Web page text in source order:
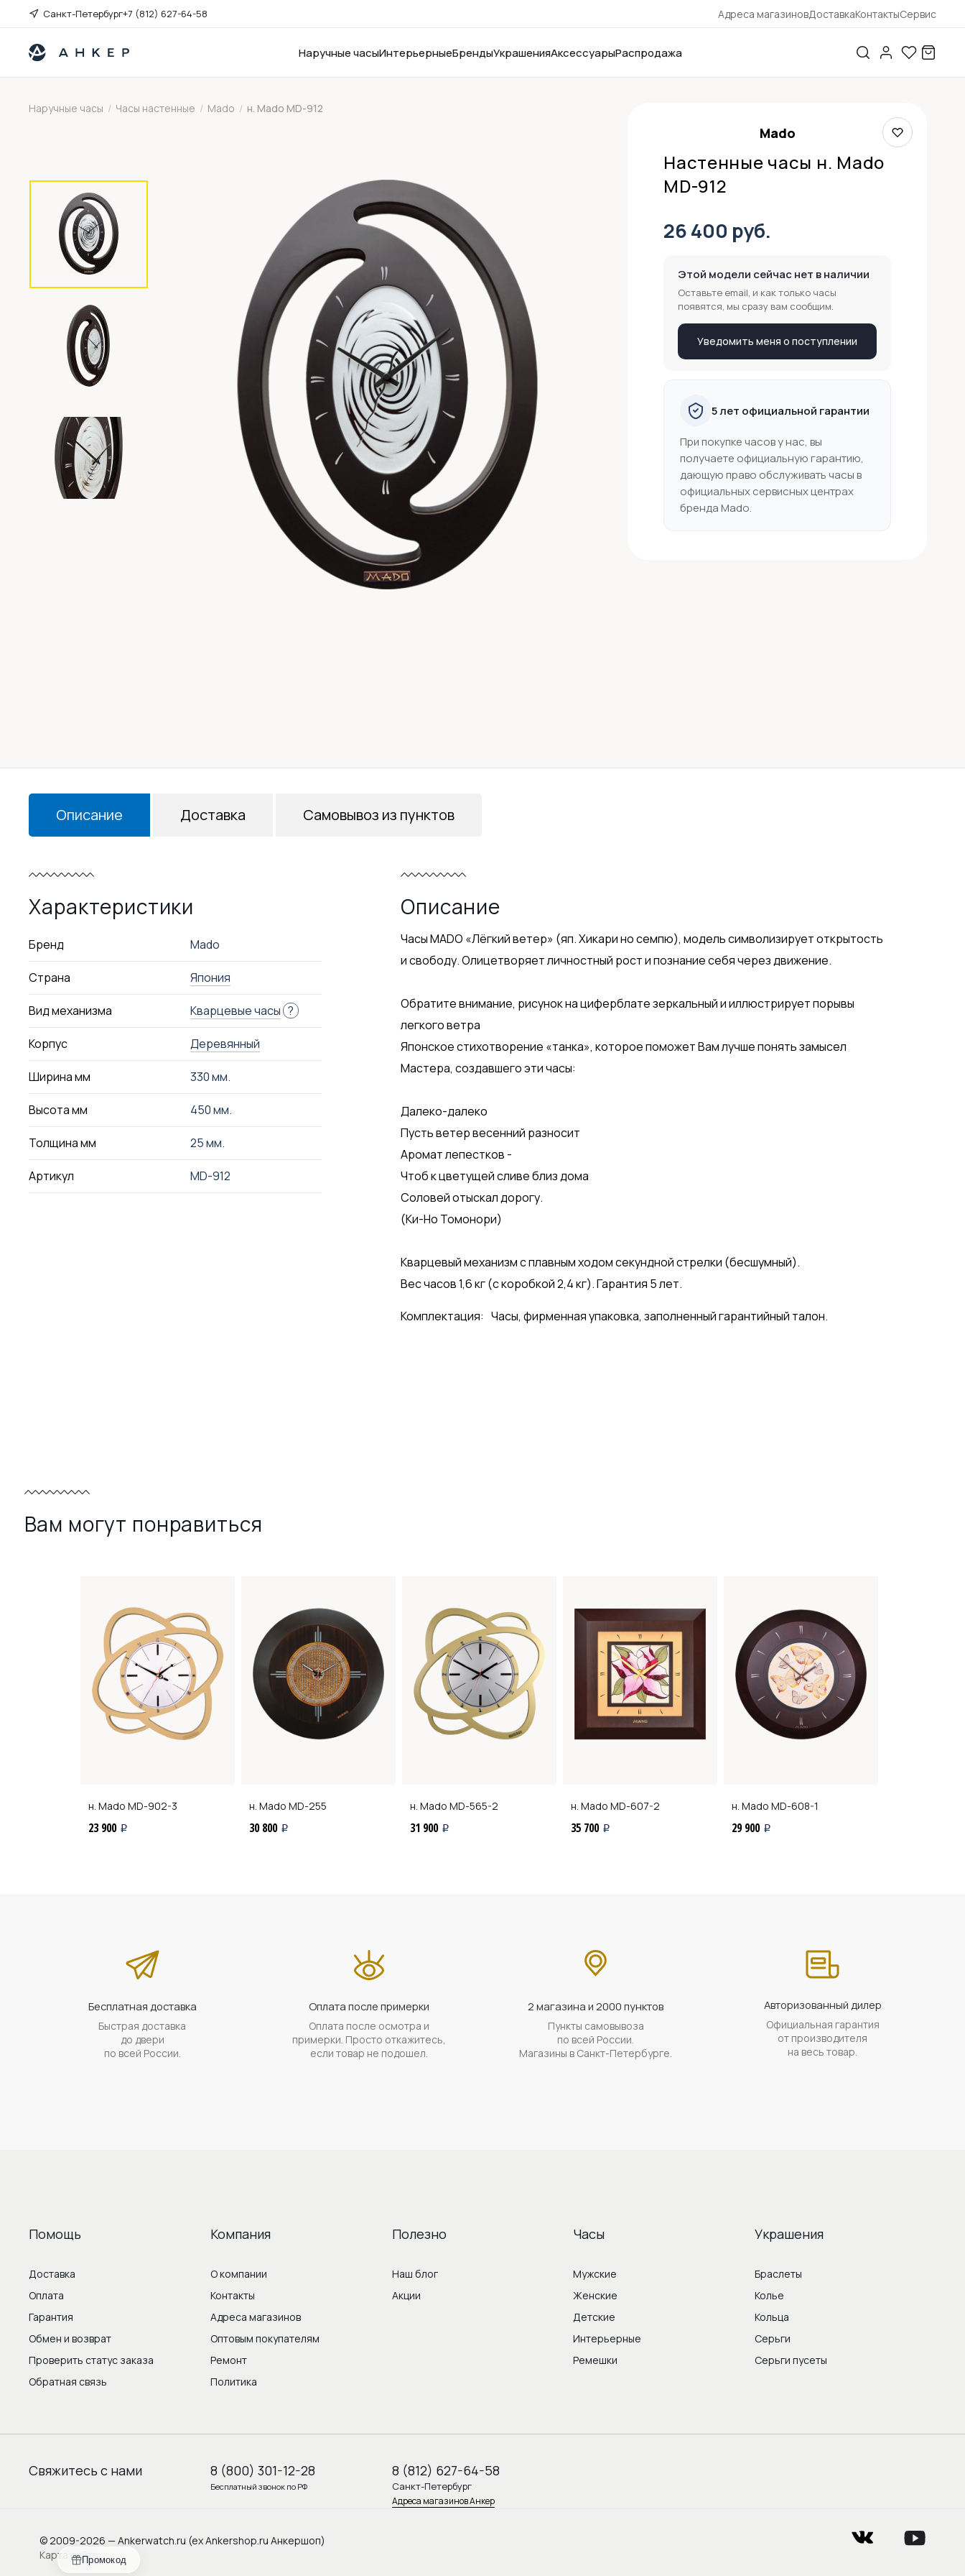
Промокод
Санкт-Петербург+7 (812) 627-64-58 Адреса магазиновДоставкаКонтактыСервис
Наручные часыИнтерьерныеБрендыУкрашенияАксессуарыРаспродажа
Наручные часы / Часы настенные / Mado / н. Mado MD-912
Mado
Настенные часы н. Mado
MD-912
26 400 руб.
Этой модели сейчас нет в наличии
Оставьте email, и как только часы
появятся, мы сразу вам сообщим.
Уведомить меня о поступлении
5 лет официальной гарантии
При покупке часов у нас, вы
получаете официальную гарантию,
дающую право обслуживать часы в
официальных сервисных центрах
бренда Mado.
Описание
Характеристики
Бренд Mado
Страна Япония
Вид механизма Кварцевые часы ?
Корпус Деревянный
Ширина мм 330 мм.
Высота мм 450 мм.
Толщина мм 25 мм.
Артикул MD-912
Описание
Часы MADO «Лёгкий ветер» (яп. Хикари но семпю), модель символизирует открытость
и свободу. Олицетворяет личностный рост и познание себя через движение.
Обратите внимание, рисунок на циферблате зеркальный и иллюстрирует порывы
легкого ветра
Японское стихотворение «танка», которое поможет Вам лучше понять замысел
Мастера, создавшего эти часы:
Далеко-далеко
Пусть ветер весенний разносит
Аромат лепестков -
Чтоб к цветущей сливе близ дома
Соловей отыскал дорогу.
(Ки-Но Томонори)
Кварцевый механизм с плавным ходом секундной стрелки (бесшумный).
Вес часов 1,6 кг (с коробкой 2,4 кг). Гарантия 5 лет.
Комплектация: Часы, фирменная упаковка, заполненный гарантийный талон.
Доставка Самовывоз из пунктов
Вам могут понравиться
н. Mado MD-902-3
23 900 i
н. Mado MD-255
30 800 i
н. Mado MD-565-2
31 900 i
н. Mado MD-607-2
35 700 i
н. Mado MD-608-1
29 900 i
Бесплатная доставка
Быстрая доставка
до двери
по всей России.
Оплата после примерки
Оплата после осмотра и
примерки. Просто откажитесь,
если товар не подошел.
2 магазина и 2000 пунктов
Пункты самовывоза
по всей России.
Магазины в Санкт-Петербурге.
Авторизованный дилер
Официальная гарантия
от производителя
на весь товар.
Помощь
Доставка
Оплата
Гарантия
Обмен и возврат
Проверить статус заказа
Обратная связь
Компания
О компании
Контакты
Адреса магазинов
Оптовым покупателям
Ремонт
Политика
Полезно
Наш блог
Акции
Часы
Мужские
Женские
Детские
Интерьерные
Ремешки
Украшения
Браслеты
Колье
Кольца
Серьги
Серьги пусеты
Свяжитесь с нами 8 (800) 301-12-28
Бесплатный звонок по РФ
8 (812) 627-64-58
Санкт-Петербург
Адреса магазинов Анкер
© 2009-2026 — Ankerwatch.ru (ex Ankershop.ru Анкершоп)
Карта сайта
vkontakte youtube